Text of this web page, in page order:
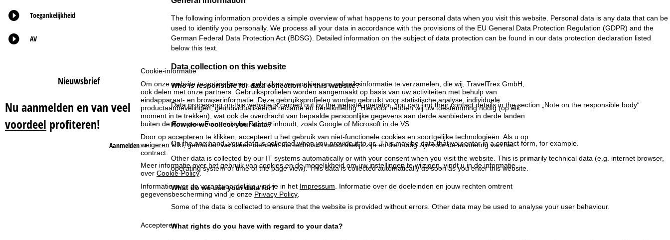
Cookie-informatie
Om onze website te optimaliseren, gebruiken we cookies om gebruiksinformatie te verzamelen, die wij, TravelTrex GmbH,
ook delen met onze partners. Gebruiksprofielen worden aangemaakt op basis van uw activiteiten met behulp van
eindapparaat- en browserinformatie. Deze gebruiksprofielen worden gebruikt voor statistische analyse, individuele
productaanbevelingen, geïndividualiseerde reclame en bereikmeting. Hiervoor hebben wij uw toestemming nodig (op elk
moment in te trekken), wat ook de overdracht van bepaalde persoonlijke gegevens aan derde aanbieders in derde landen
buiten de Europese Economische Ruimte inhoudt, zoals Google of Microsoft in de VS.
Door op accepteren te klikken, accepteert u het gebruik van niet-functionele cookies en soortgelijke technologieën. Als u op
weigeren klikt, gebruiken we alleen diensten die technisch noodzakelijk zijn en die nodig zijn voor de uitvoering van het
contract.
Meer informatie over het gebruik van cookies en de mogelijkheid om uw instellingen te wijzigen, vindt u in de informatie
over Cookie-Policy.
Informatie over de verantwoordelijke vind je in het Impressum . Informatie over de doeleinden en jouw rechten omtrent
gegevensbescherming vind je onze Privacy Policy
Accepteren
Toegankelijkheid
AV
Nieuwsbrief
Nu aanmelden en van veel
voordeel profiteren!
Aanmelden
t
p
i
n
a
The following information provides a simple overview of what happens to your personal data when you visit this website. Personal data is any data that can be
used to identify you personally. We process all your data in accordance with the provisions of the EU General Data Protection Regulation (GDPR) and the
German Federal Data Protection Act (BDSG). Detailed information on the subject of data protection can be found in our data protection declaration listed
below this text.
Data collection on this website
Who is responsible for data collection on this website?
Data processing on this website is carried out by the website operator. You can find their contact details in the section „Note on the responsible body“
How do we collect your data?
On the one hand, your data is collected when you provide it to us. This may be data that you enter in a contact form, for example.
Other data is collected by our IT systems automatically or with your consent when you visit the website. This is primarily technical data (e.g. internet browser,
operating system or time of the page view). This data is collected automatically as soon as you enter this website.
What do we use your data for?
Some of the data is collected to ensure that the website is provided without errors. Other data may be used to analyse your user behaviour.
What rights do you have with regard to your data?